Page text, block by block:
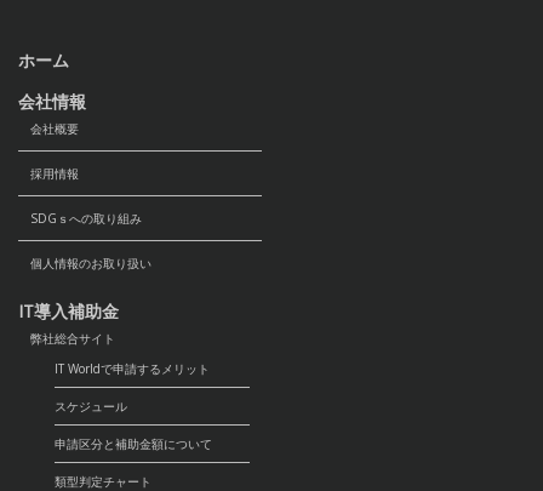
ホーム
会社情報
会社概要
採用情報
SDGｓへの取り組み
個人情報のお取り扱い
IT導入補助金
弊社総合サイト
IT Worldで申請するメリット
スケジュール
申請区分と補助金額について
類型判定チャート